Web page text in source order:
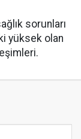
sorunları
yüksek olan